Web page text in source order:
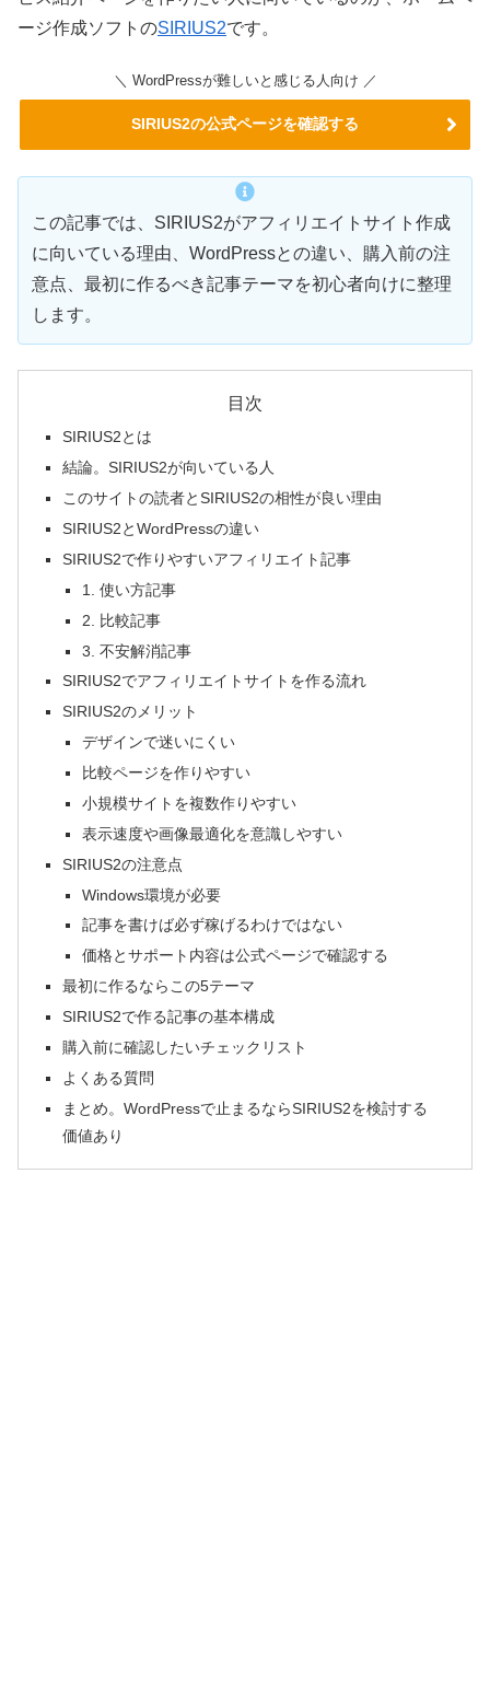
ージ作成ソフトのSIRIUS2です。
＼ WordPressが難しいと感じる人向け ／
SIRIUS2の公式ページを確認する
この記事では、SIRIUS2がアフィリエイトサイト作成
に向いている理由、WordPressとの違い、購入前の注
意点、最初に作るべき記事テーマを初心者向けに整理
します。
目次
SIRIUS2とは
結論。SIRIUS2が向いている人
このサイトの読者とSIRIUS2の相性が良い理由
SIRIUS2とWordPressの違い
SIRIUS2で作りやすいアフィリエイト記事
1. 使い方記事
2. 比較記事
3. 不安解消記事
SIRIUS2でアフィリエイトサイトを作る流れ
SIRIUS2のメリット
デザインで迷いにくい
比較ページを作りやすい
小規模サイトを複数作りやすい
表示速度や画像最適化を意識しやすい
SIRIUS2の注意点
Windows環境が必要
記事を書けば必ず稼げるわけではない
価格とサポート内容は公式ページで確認する
最初に作るならこの5テーマ
SIRIUS2で作る記事の基本構成
購入前に確認したいチェックリスト
よくある質問
まとめ。WordPressで止まるならSIRIUS2を検討する
価値あり